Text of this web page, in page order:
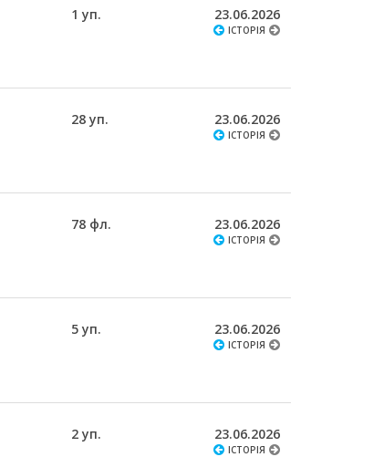
1 уп. 23.06.2026
ІСТОРІЯ
28 уп. 23.06.2026
ІСТОРІЯ
78 фл. 23.06.2026
ІСТОРІЯ
5 уп. 23.06.2026
ІСТОРІЯ
2 уп. 23.06.2026
ІСТОРІЯ